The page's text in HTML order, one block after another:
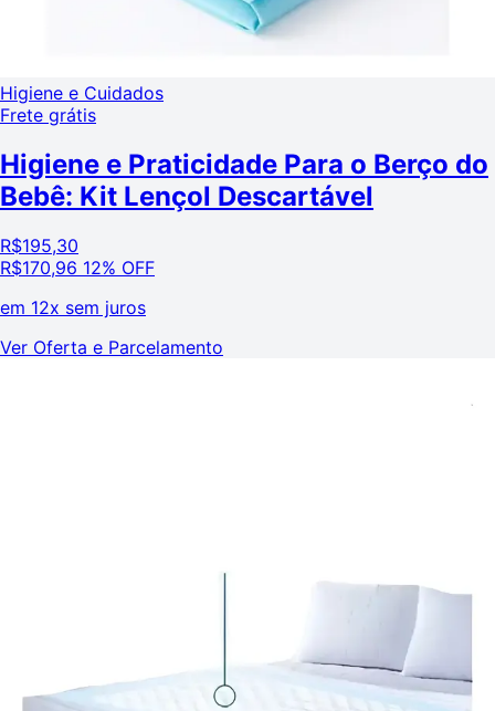
Higiene e Cuidados
Frete grátis
Higiene e Praticidade Para o Berço do
Bebê: Kit Lençol Descartável
R$195,30
R$170,96 12% OFF
em 12x sem juros
Ver Oferta e Parcelamento